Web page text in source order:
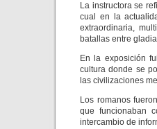
La instructora se
cual en la
extraordinaria,
batallas entre
En la exposición
cultura donde se
las civilizaciones
Los romanos
que funcionaban
intercambio de